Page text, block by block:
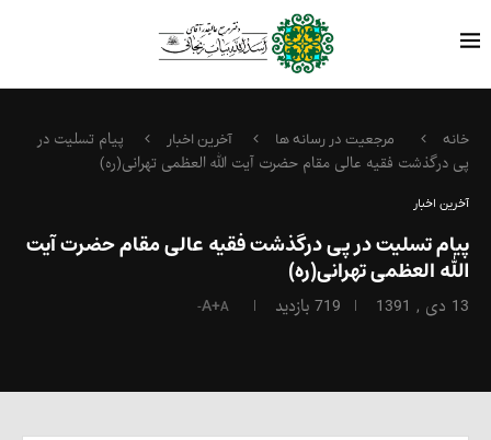
خانه مرجعیت در رسانه ها آخرین اخبار
پیام تسلیت در
پی درگذشت فقیه عالی مقام حضرت آیت الله العظمی تهرانی(ره)
آخرین اخبار
پیام تسلیت در پی درگذشت فقیه عالی مقام حضرت آیت
الله العظمی تهرانی(ره)
13 دی , 1391 719 بازدید A+A-